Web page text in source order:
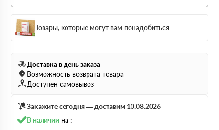
Товары, которые могут вам понадобиться
Доставка в день заказа
Возможность возврата товара
Доступен самовывоз
Закажите сегодня — доставим 10.08.2026
В наличии на :